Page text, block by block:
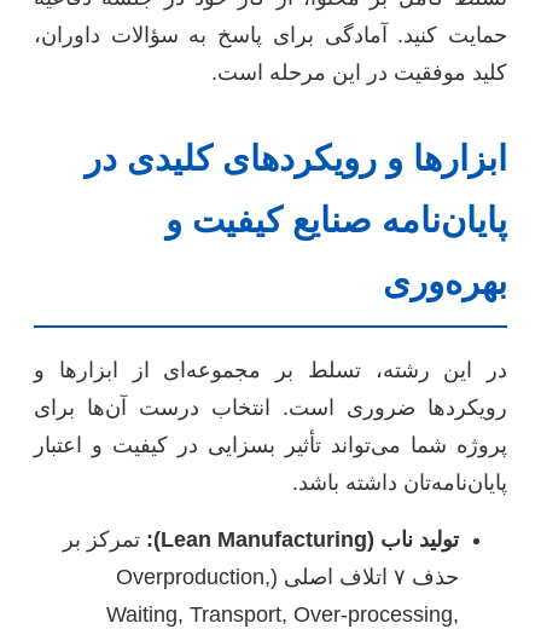
حمایت کنید. آمادگی برای پاسخ به سؤالات داوران،
کلید موفقیت در این مرحله است.
ابزارها و رویکردهای کلیدی در
پایان‌نامه صنایع کیفیت و
بهره‌وری
در این رشته، تسلط بر مجموعه‌ای از ابزارها و
رویکردها ضروری است. انتخاب درست آن‌ها برای
پروژه شما می‌تواند تأثیر بسزایی در کیفیت و اعتبار
پایان‌نامه‌تان داشته باشد.
تولید ناب (Lean Manufacturing):
تمرکز بر
حذف ۷ اتلاف اصلی (Overproduction,
Waiting, Transport, Over-processing,